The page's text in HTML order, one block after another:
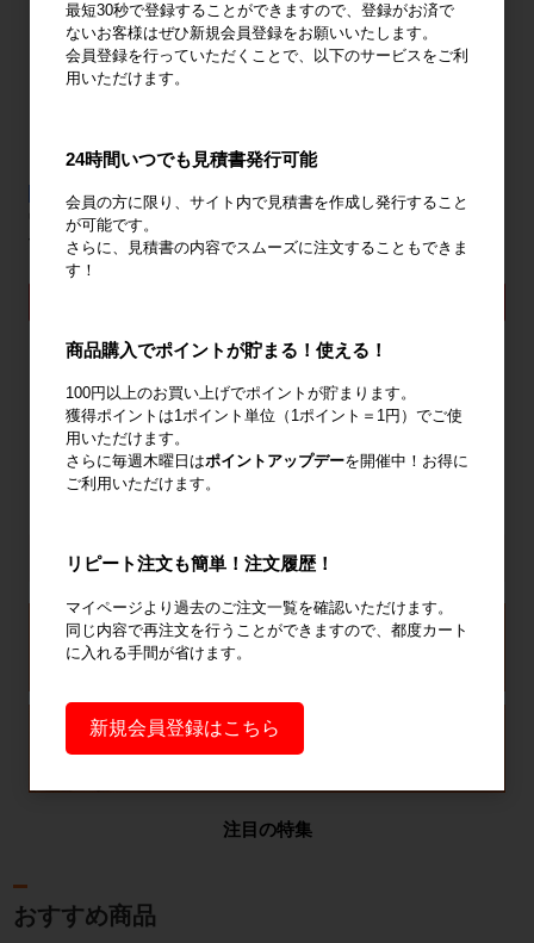
中量ラック300kg/段 H1800mm 天地5
段 (連結)アイボリー
新品
1 2
注目の特集
おすすめ商品
最短30秒で登録することができますので、登録がお済で
ないお客様はぜひ新規会員登録をお願いいたします。
会員登録を行っていただくことで、以下のサービスをご利
用いただけます。
24時間いつでも見積書発行可能
会員の方に限り、サイト内で見積書を作成し発行すること
が可能です。
さらに、見積書の内容でスムーズに注文することもできま
す！
商品購入でポイントが貯まる！使える！
100円以上のお買い上げでポイントが貯まります。
獲得ポイントは1ポイント単位（1ポイント＝1円）でご使
用いただけます。
さらに毎週木曜日はポイントアップデーを開催中！お得に
ご利用いただけます。
リピート注文も簡単！注文履歴！
マイページより過去のご注文一覧を確認いただけます。
同じ内容で再注文を行うことができますので、都度カート
に入れる手間が省けます。
新規会員登録はこちら